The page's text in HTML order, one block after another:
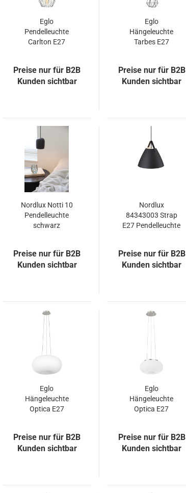
Eglo
Pendelleuchte
Carlton E27
Preise nur für B2B
Kunden sichtbar
Eglo
Hängeleuchte
Tarbes E27
Preise nur für B2B
Kunden sichtbar
Nordlux Notti 10
Pendelleuchte
schwarz
Preise nur für B2B
Kunden sichtbar
Nordlux
84343003 Strap
E27 Pendelleuchte
Preise nur für B2B
Kunden sichtbar
Eglo
Hängeleuchte
Optica E27
Preise nur für B2B
Kunden sichtbar
Eglo
Hängeleuchte
Optica E27
Preise nur für B2B
Kunden sichtbar